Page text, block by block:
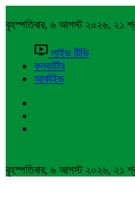
বৃহস্পতিবার, ৬ আগস্ট ২০২৬, ২১
লাইভ টিভি
কনভার্টার
আর্কাইভ
বৃহস্পতিবার, ৬ আগস্ট ২০২৬, ২১